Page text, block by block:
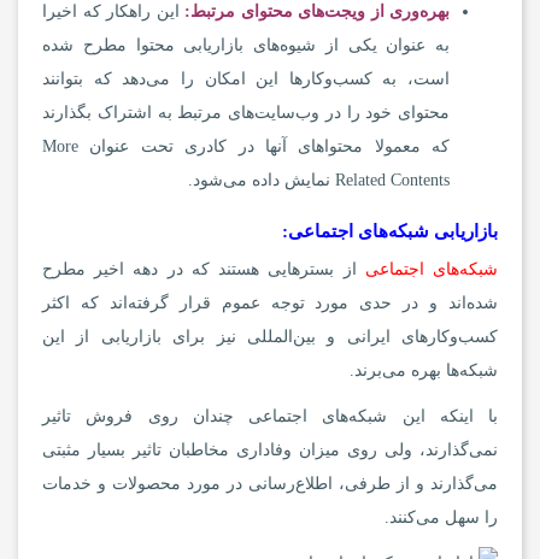
بهرهوری از ویجتهای محتوای مرتبط: این راهکار که اخیرا
به عنوان یکی از شیوه‌های بازاریابی محتوا مطرح شده
است، به کسب‌وکارها این امکان را می‌دهد که بتوانند
محتوای خود را در وب‌سایت‌های مرتبط به اشتراک بگذارند
که معمولا محتواهای آنها در کادری تحت عنوان More
Related Contents نمایش داده می‌شود.
بازاریابی شبکه‌های اجتماعی:
شبکه‌های اجتماعی از بسترهایی هستند که در دهه اخیر مطرح
شده‌اند و در حدی مورد توجه عموم قرار گرفته‌اند که اکثر
کسب‌وکارهای ایرانی و بین‌المللی نیز برای بازاریابی از این
شبکه‌ها بهره می‌برند.
با اینکه این شبکه‌های اجتماعی چندان روی فروش تاثیر
نمی‌گذارند، ولی روی میزان وفاداری مخاطبان تاثیر بسیار مثبتی
می‌گذارند و از طرفی، اطلاع‌رسانی در مورد محصولات و خدمات
را سهل می‌کنند.